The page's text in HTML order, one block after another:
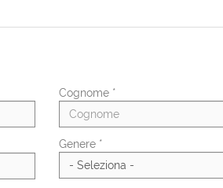
Cognome *
Genere *